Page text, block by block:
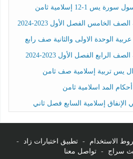
1-12 إسلامية ثامن
الخامس الفصل الأول 2023-2024
الوحدة الاولى والثانية صف رابع
الفصل الأول 2023-2024
يس تربية إسلامية صف ثامن
المد اسلامية ثامن
إسلامية السابع فصل ثاني
الاستخدام - تطبيق اختبارات زاد
-
سراج
- تواصل معنا